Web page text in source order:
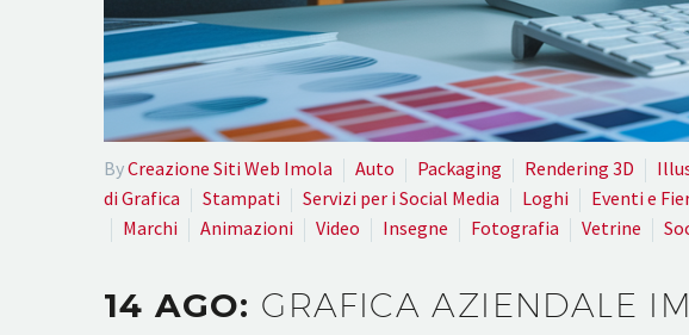
ByCreazione Siti Web Imola Auto Packaging Rendering 3D
di Grafica
Stampati Servizi per i Social Media Loghi Eventi e
Marchi
Animazioni Video Insegne Fotografia Vetrine
14 AGO: GRAFICA AZIENDALE